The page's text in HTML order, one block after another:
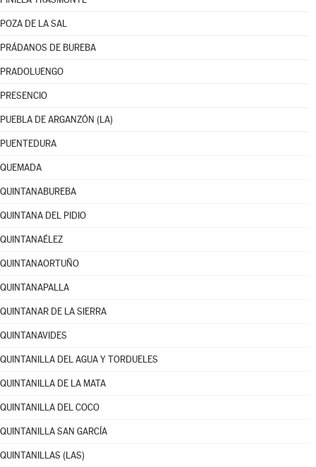
POZA DE LA SAL
PRÁDANOS DE BUREBA
PRADOLUENGO
PRESENCIO
PUEBLA DE ARGANZÓN (LA)
PUENTEDURA
QUEMADA
QUINTANABUREBA
QUINTANA DEL PIDIO
QUINTANAÉLEZ
QUINTANAORTUÑO
QUINTANAPALLA
QUINTANAR DE LA SIERRA
QUINTANAVIDES
QUINTANILLA DEL AGUA Y TORDUELES
QUINTANILLA DE LA MATA
QUINTANILLA DEL COCO
QUINTANILLA SAN GARCÍA
QUINTANILLAS (LAS)